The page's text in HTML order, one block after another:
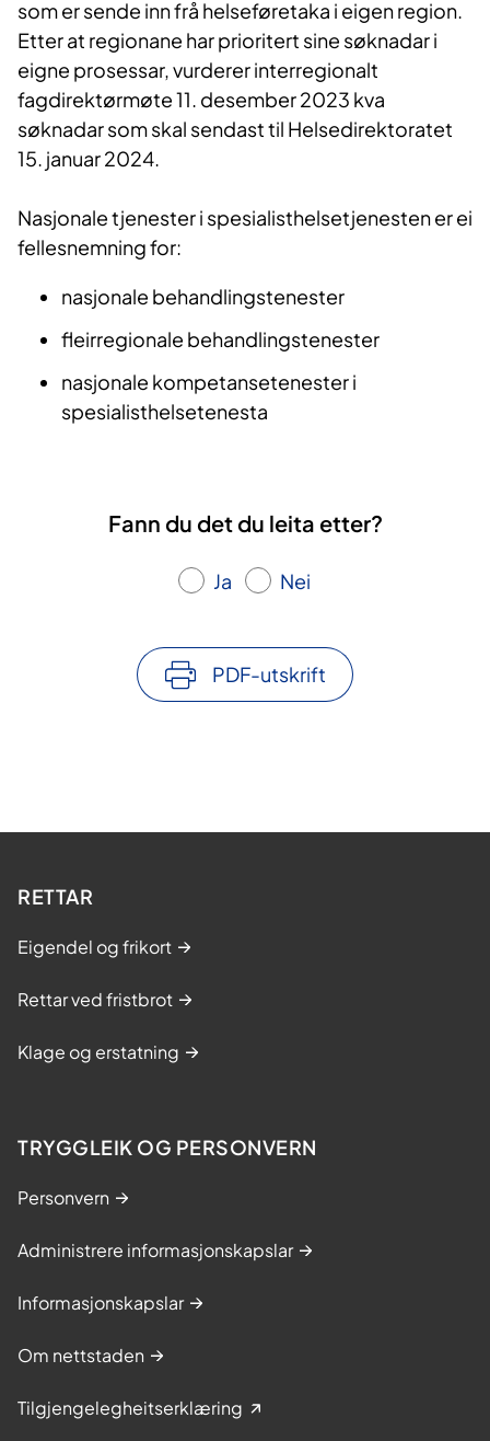
som er sende inn frå helseføretaka i eigen region.
Etter at regionane har prioritert sine søknadar i
eigne prosessar, vurderer interregionalt
fagdirektørmøte 11. desember 2023 kva
søknadar som skal sendast til Helsedirektoratet
15. januar 2024.
Nasjonale tjenester i spesialisthelsetjenesten er ei
fellesnemning for:
nasjonale behandlingstenester
fleirregionale behandlingstenester
nasjonale kompetansetenester i
spesialisthelsetenesta
Fann du det du leita etter?
Ja Nei
PDF-utskrift
RETTAR
Eigendel og frikort
Rettar ved fristbrot
Klage og erstatning
TRYGGLEIK OG PERSONVERN
Personvern
Administrere informasjonskapslar
Informasjonskapslar
Om nettstaden
Tilgjengelegheitserklæring